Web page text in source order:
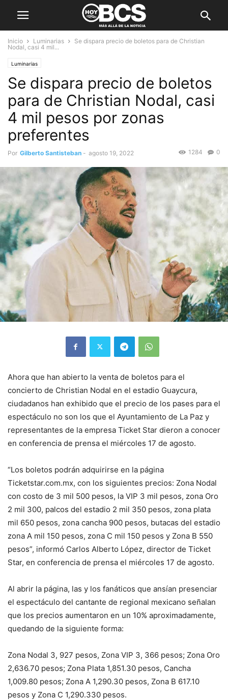
Inicio Luminarias
Se dispara precio de boletos para de Christian
Nodal, casi 4 mil...
Luminarias
Se dispara precio de boletos
para de Christian Nodal, casi
4 mil pesos por zonas
preferentes
Por Gilberto Santisteban - agosto 19, 2022 0
1284
Ahora que han abierto la venta de boletos para el
concierto de Christian Nodal en el estadio Guaycura,
ciudadanos han exhibido que el precio de los pases para el
espectáculo no son los que el Ayuntamiento de La Paz y
representantes de la empresa Ticket Star dieron a conocer
en conferencia de prensa el miércoles 17 de agosto.
“Los boletos podrán adquirirse en la página
Ticketstar.com.mx, con los siguientes precios: Zona Nodal
con costo de 3 mil 500 pesos, la VIP 3 mil pesos, zona Oro
2 mil 300, palcos del estadio 2 mil 350 pesos, zona plata
mil 650 pesos, zona cancha 900 pesos, butacas del estadio
zona A mil 150 pesos, zona C mil 150 pesos y Zona B 550
pesos”, informó Carlos Alberto López, director de Ticket
Star, en conferencia de prensa el miércoles 17 de agosto.
Al abrir la página, las y los fanáticos que ansían presenciar
el espectáculo del cantante de regional mexicano señalan
que los precios aumentaron en un 10% aproximadamente,
quedando de la siguiente forma:
Zona Nodal 3, 927 pesos, Zona VIP 3, 366 pesos; Zona Oro
2,636.70 pesos; Zona Plata 1,851.30 pesos, Cancha
1,009.80 pesos; Zona A 1,290.30 pesos, Zona B 617.10
pesos y Zona C 1,290.330 pesos.